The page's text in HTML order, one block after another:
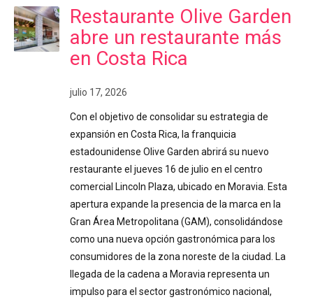
Restaurante Olive Garden
abre un restaurante más
en Costa Rica
julio 17, 2026
Con el objetivo de consolidar su estrategia de
expansión en Costa Rica, la franquicia
estadounidense Olive Garden abrirá su nuevo
restaurante el jueves 16 de julio en el centro
comercial Lincoln Plaza, ubicado en Moravia. Esta
apertura expande la presencia de la marca en la
Gran Área Metropolitana (GAM), consolidándose
como una nueva opción gastronómica para los
consumidores de la zona noreste de la ciudad. La
llegada de la cadena a Moravia representa un
impulso para el sector gastronómico nacional,